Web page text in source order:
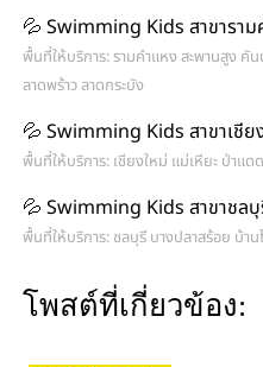
💦 Swimming Kids สาขาราม
พื้นที่ให้บริการ: รามคำแหง สะพานสูง คั
ลาดพร้าว ลาดกระบัง
💦 Swimming Kids สาขาเชีย
พื้นที่ให้บริการ: เชียงใหม่ แม่เหียะ ป่าแด
💦 Swimming Kids สาขาชล
พื้นที่ให้บริการ: ชลบุรี บางปลาสร้อย บ้า
โพสต์ที่เกี่ยวข้อง: